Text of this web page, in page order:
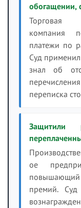
обогащении,
Торговая
компания
платежи по
Суд
знал об
переписка
Защитили
ое
премий.